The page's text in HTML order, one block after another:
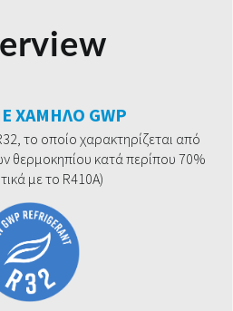
ΧΑΜΗΛΟ GWP
το οποίο χαρακτηρίζεται από
θερμοκηπίου κατά περίπου 70%
με το R410A)